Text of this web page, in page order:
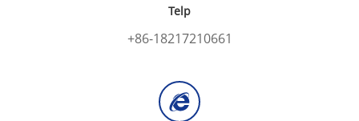
Telp
+86-18217210661